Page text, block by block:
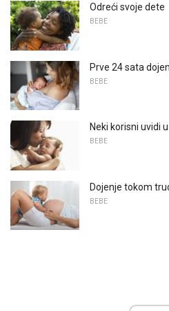
Odreći svoje dete
BEBE
Prve 24 sata
BEBE
Neki korisni uvidi
BEBE
Dojenje tokom
BEBE